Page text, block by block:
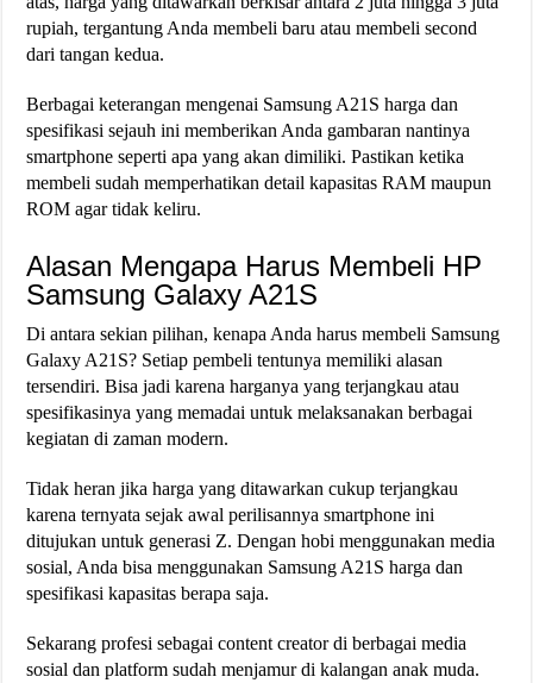
rupiah, tergantung Anda membeli baru atau membeli second
dari tangan kedua.
Berbagai keterangan mengenai Samsung A21S harga dan
spesifikasi sejauh ini memberikan Anda gambaran nantinya
smartphone seperti apa yang akan dimiliki. Pastikan ketika
membeli sudah memperhatikan detail kapasitas RAM maupun
ROM agar tidak keliru.
Alasan Mengapa Harus Membeli HP
Samsung Galaxy A21S
Di antara sekian pilihan, kenapa Anda harus membeli Samsung
Galaxy A21S? Setiap pembeli tentunya memiliki alasan
tersendiri. Bisa jadi karena harganya yang terjangkau atau
spesifikasinya yang memadai untuk melaksanakan berbagai
kegiatan di zaman modern.
Tidak heran jika harga yang ditawarkan cukup terjangkau
karena ternyata sejak awal perilisannya smartphone ini
ditujukan untuk generasi Z. Dengan hobi menggunakan media
sosial, Anda bisa menggunakan Samsung A21S harga dan
spesifikasi kapasitas berapa saja.
Sekarang profesi sebagai content creator di berbagai media
sosial dan platform sudah menjamur di kalangan anak muda.